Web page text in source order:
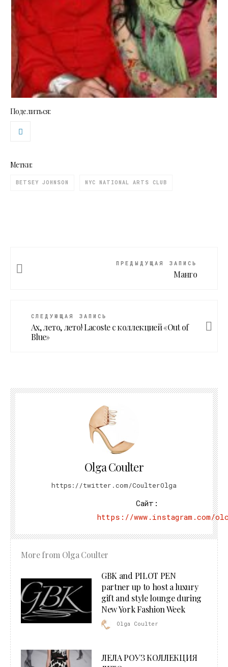
Поделиться:
Метки:
BETSEY JOHNSON NYC NATIONAL ARTS CLUB
ПРЕДЫДУЩАЯ ЗАПИСЬ
Манго
СЛЕДУЮЩАЯ ЗАПИСЬ
Ах, лето, лето! Lacoste с коллекцией «Out of
Blue»
Olga Coulter
https://twitter.com/CoulterOlga
Сайт:
https://www.instagram.com/
More from Olga Coulter
GBK and PILOT PEN
partner up to host a luxury
gift and style lounge during
New York Fashion Week
Olga Coulter
ЛЕЛА РОУЗ КОЛЛЕКЦИЯ